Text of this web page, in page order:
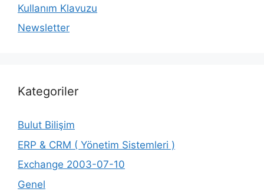
Kullanım Klavuzu
Newsletter
Kategoriler
Bulut Bilişim
ERP & CRM ( Yönetim Sistemleri )
Exchange 2003-07-10
Genel